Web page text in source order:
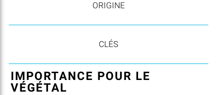
ORIGINE
CLÉS
IMPORTANCE POUR LE
VÉGÉTAL